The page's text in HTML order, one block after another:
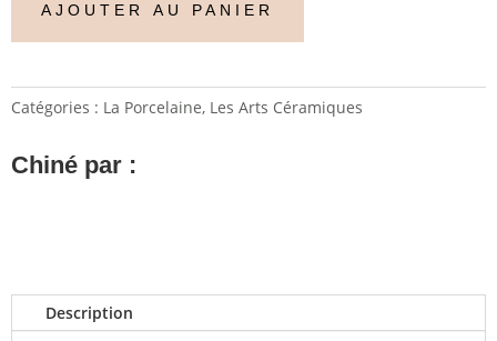
AJOUTER AU PANIER
Catégories : La Porcelaine, Les Arts Céramiques
Chiné par :
Description